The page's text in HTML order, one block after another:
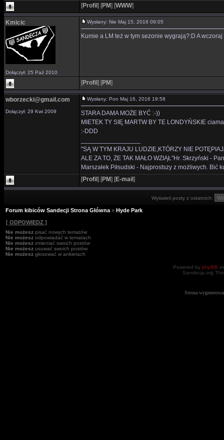
[Profil ] [PM] [WWW]
Kmicic
Dołączył: 25 Paź 2010
Wysłany: Nie Maj 15, 2016 09:05
Kumie a LM też w tym sezonie wygrają?:D A
[Profil ] [PM]
wborzecki@gmail.com
Dołączył: 29 Kwi 2009
Wysłany: Pon Maj 16, 2016 19:58
STARA DAMA MOŻE BYĆ :-))
MIETEK TY SIĘ MARTW BY TE LONDYŃSKIE
:-DDD
"SĄ W TYM KRAJU LUDZIE,KTÓRZY NIE
ALE ZA TO, ŻE TAK MAŁO WZIĄŁ"Hr. Skrzyński -
Marszałek Piłsudski - Najprostszy z możliwych. Bić
[Profil ] [PM] [E-mail ]
Wyświetl posty z ostatnich:
Forum kibiców Sandecji Strona Główna » Hyde Park
[ ODPOWIEDZ ]
Nie możesz pisać nowych tematów
Nie możesz odpowiadać w tematach
Nie możesz zmieniać swoich postów
Nie możesz usuwać swoich postów
Nie możesz głosować w ankietach
Powered by phpBB
Sandecja.org
Strona